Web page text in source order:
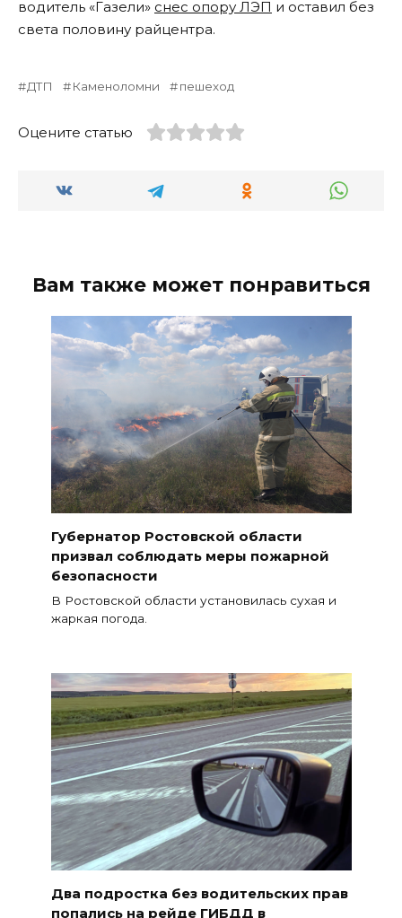
водитель «Газели» снес опору ЛЭП и оставил без
света половину райцентра.
ДТП Каменоломни пешеход
Оцените статью
Вам также может понравиться
Губернатор Ростовской области
призвал соблюдать меры пожарной
безопасности
В Ростовской области установилась сухая и
жаркая погода.
Два подростка без водительских прав
попались на рейде ГИБДД в